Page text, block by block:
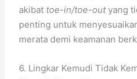
akibat toe-in/toe-outyang
penting untuk
merata demi keamanan
6. Lingkar Kemudi Tidak